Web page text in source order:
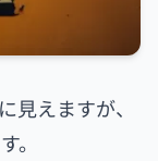
えますが、
。